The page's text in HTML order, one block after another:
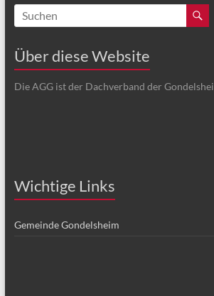
Über diese Website
Die AGG ist der Dachverband der
Wichtige Links
Gemeinde Gondelsheim